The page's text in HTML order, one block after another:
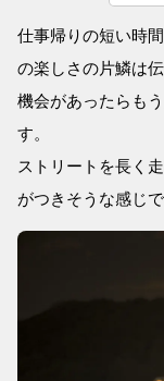
仕事帰りの短い時
の楽しさの片鱗は伝
機会があったらも
す。
ストリートを長く
がつきそうな感じで